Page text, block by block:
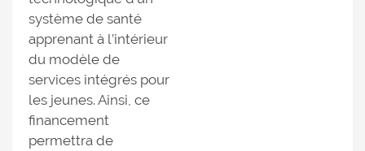
système de santé
apprenant à l’intérieur
du modèle de
services intégrés pour
les jeunes. Ainsi, ce
financement
permettra de